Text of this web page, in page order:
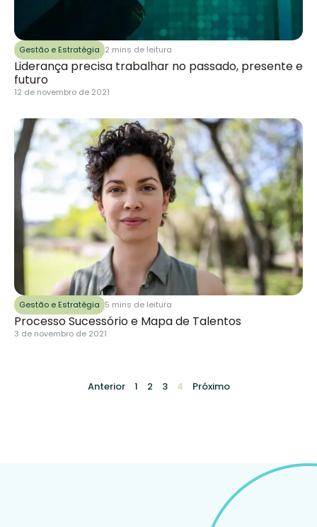
Gestão e Estratégia 2 mins de leitura
Liderança precisa trabalhar no passado, presente e
futuro
12 de novembro de 2021
Gestão e Estratégia 5 mins de leitura
Processo Sucessório e Mapa de Talentos
3 de novembro de 2021
Anterior 1 2 3 4 Próximo